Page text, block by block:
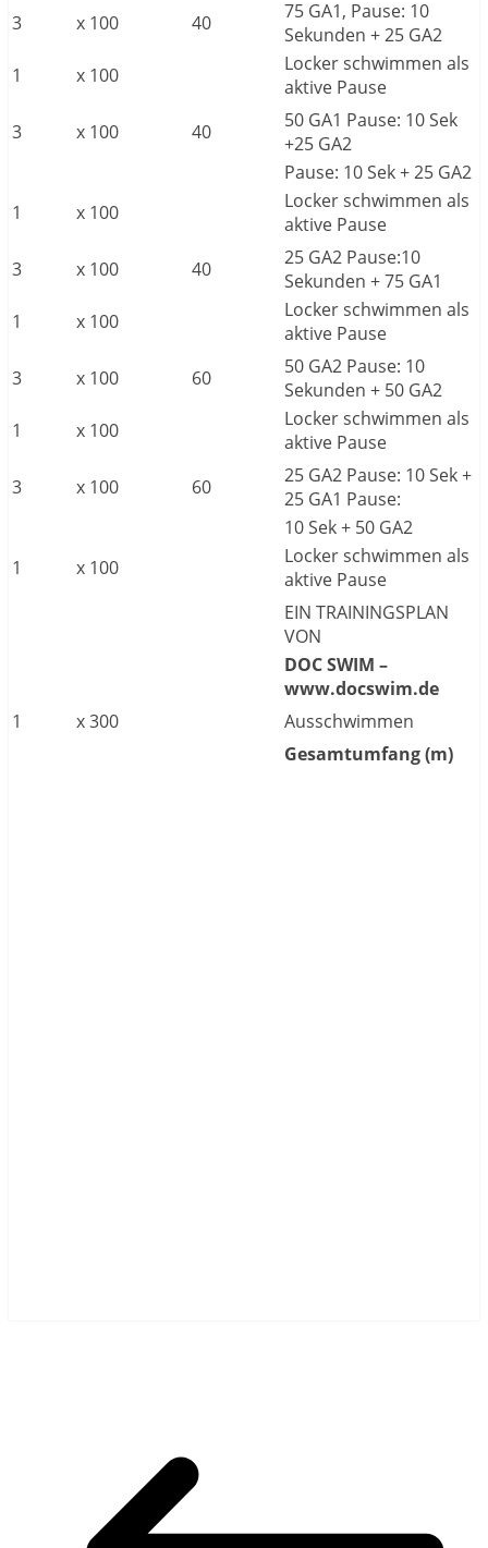
3
x 100 40
75 GA1, Pause: 10
Sekunden + 25 GA2
1
x 100
Locker schwimmen als
aktive Pause
3
x 100 40
50 GA1 Pause: 10 Sek
+25 GA2
Pause: 10 Sek + 25 GA2
1
x 100
Locker schwimmen als
aktive Pause
3
x 100 40
25 GA2 Pause:10
Sekunden + 75 GA1
1
x 100
Locker schwimmen als
aktive Pause
3
x 100 60
50 GA2 Pause: 10
Sekunden + 50 GA2
1
x 100
Locker schwimmen als
aktive Pause
3
x 100 60
25 GA2 Pause: 10 Sek +
25 GA1 Pause:
10 Sek + 50 GA2
1
x 100
Locker schwimmen als
aktive Pause
EIN TRAININGSPLAN
VON
DOC SWIM –
www.docswim.de
1
x300
Ausschwimmen
Gesamtumfang (m)